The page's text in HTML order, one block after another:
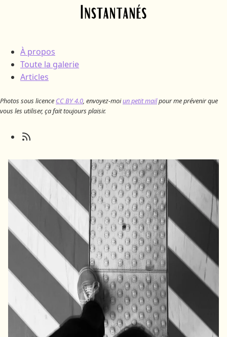
Skip to main content
À propos
Toute la galerie
Articles
Photos sous licence CC BY 4.0, envoyez-moiun petit mailpour me prévenir que
vous les utiliser, ça fait toujours plaisir.